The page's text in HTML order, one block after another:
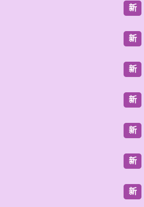
新
新
新
新
新
新
新